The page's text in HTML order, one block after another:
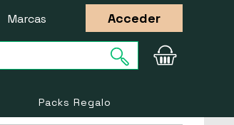
Marcas Acceder
Packs Regalo